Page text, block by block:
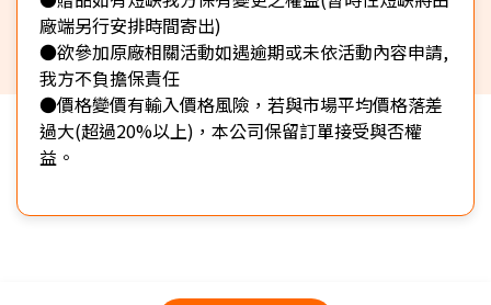
廠端另行安排時間寄出)
●欲參加原廠相關活動如遇逾期或未依活動內容申請,
我方不負擔保責任
●價格變價有輸入價格風險，若與市場平均價格落差
過大(超過20%以上)，本公司保留訂單接受與否權
益。